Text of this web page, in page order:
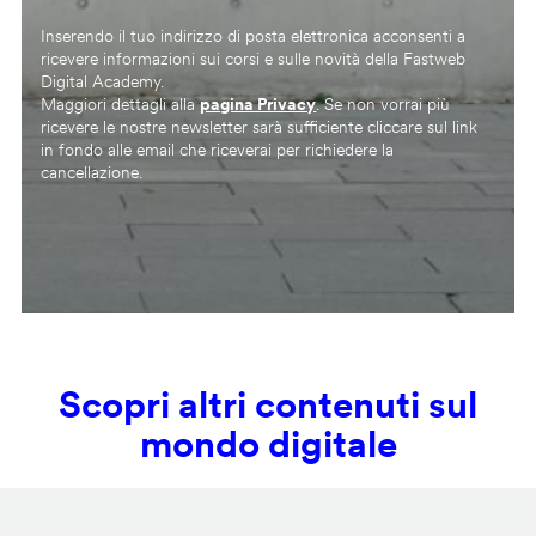
Inserendo il tuo indirizzo di posta elettronica acconsenti a
ricevere informazioni sui corsi e sulle novità della Fastweb
Digital Academy.
Maggiori dettagli allapagina Privacy. Se non vorrai più
ricevere le nostre newsletter sarà sufficiente cliccare sul link
in fondo alle email che riceverai per richiedere la
cancellazione.
Scopri altri contenuti sul
mondo digitale